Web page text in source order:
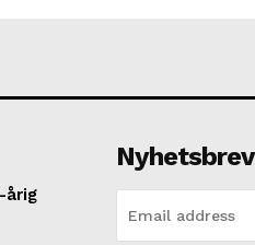
årig
Nyhetsbrev